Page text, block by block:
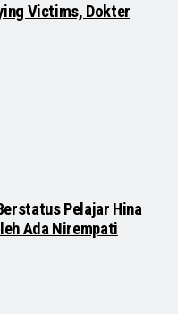
Victims, Dokter
Pelajar Hina
Ada Nirempati